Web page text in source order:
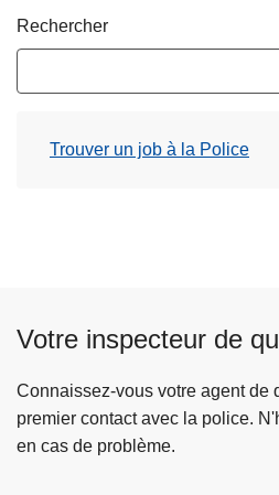
Rechercher
Trouver un job à la Police
Votre inspecteur de
Connaissez-vous votre agent de
premier contact avec la police.
en cas de problème.